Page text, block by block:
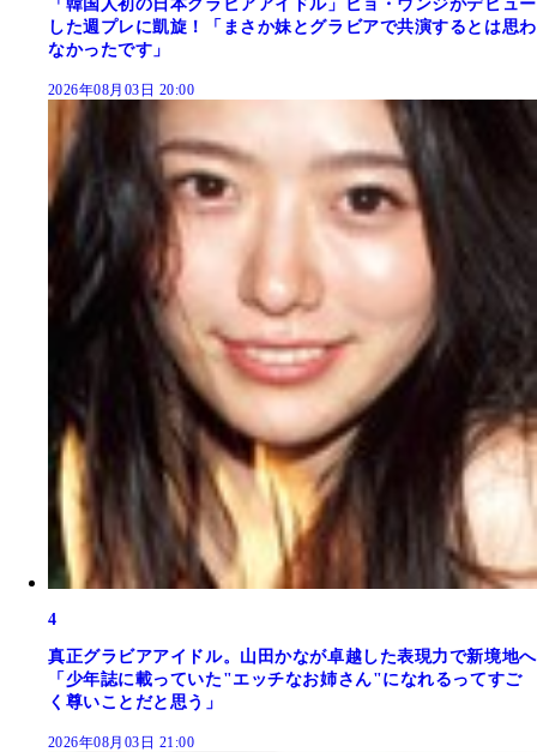
「韓国人初の日本グラビアアイドル」ピョ・ウンジがデビュー
した週プレに凱旋！「まさか妹とグラビアで共演するとは思わ
なかったです」
2026年08月03日 20:00
4
真正グラビアアイドル。山田かなが卓越した表現力で新境地へ
「少年誌に載っていた"エッチなお姉さん"になれるってすご
く尊いことだと思う」
2026年08月03日 21:00